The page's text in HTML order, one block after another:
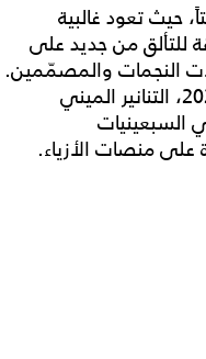
حيث تعود غالبية
للتألق من جديد على
النجمات والمصمّمين.
ومن أبرز ما لفتنا في ربيع وصيف 2025، التنانير الميني
السبعينيات
على منصات الأزياء.